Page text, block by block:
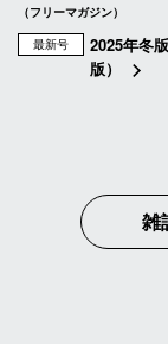
（フリーマガジン）
最新号
2025年冬
版）
雑